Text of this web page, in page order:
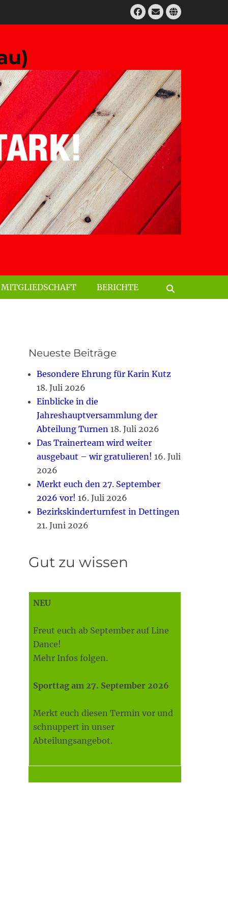
Facebook
E-
Mail
Website
nach:
MITGLIEDSCHAFT BERICHTE
Neueste Beiträge
Besondere Ehrung für Karin Kutz
18. Juli 2026
Einblicke in die
Jahreshauptversammlung der
Abteilung Turnen 18. Juli 2026
Das Trainerteam wird weiter
ausgebaut – wir gratulieren! 16. Juli
2026
Merkt euch den 27. September
2026 vor! 16. Juli 2026
Bezirkskinderturnfest in Dettingen
21. Juni 2026
Gut zu wissen
NEU
Freut euch ab September auf Line
Dance!
Mehr Infos folgen.
Sporttag am 27. September 2026
Merkt euch diesen Termin vor und
schnuppert in unser
Abteilungsangebot.